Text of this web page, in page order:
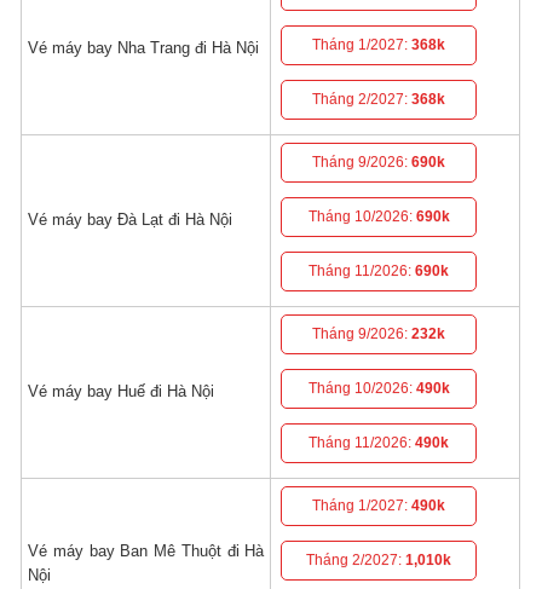
Vé máy bay Nha Trang đi Hà Nội Tháng 1/2027:368k
Tháng 2/2027:368k
Vé máy bay Đà Lạt đi Hà Nội
Tháng 9/2026:690k
Tháng 10/2026: 690k
Tháng 11/2026:690k
Vé máy bay Huế đi Hà Nội
Tháng 9/2026:232k
Tháng 10/2026: 490k
Tháng 11/2026:490k
Vé máy bay Ban Mê Thuột đi Hà
Nội
Tháng 1/2027:490k
Tháng 2/2027:1,010k